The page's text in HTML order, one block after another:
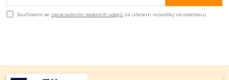
Souhlasím se zpracováním osobních údajů za účelem rozesílky newsletteru.